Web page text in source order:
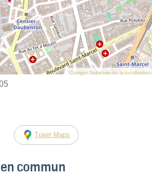
Corriger l’adresse ou la localisation
Trajet Maps
commun